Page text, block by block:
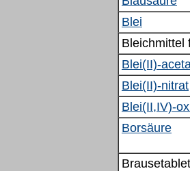
Blei
Bleichmittel
Blei(II)-
Blei(II)-nitrat
Blei(II,IV)-
Borsäure